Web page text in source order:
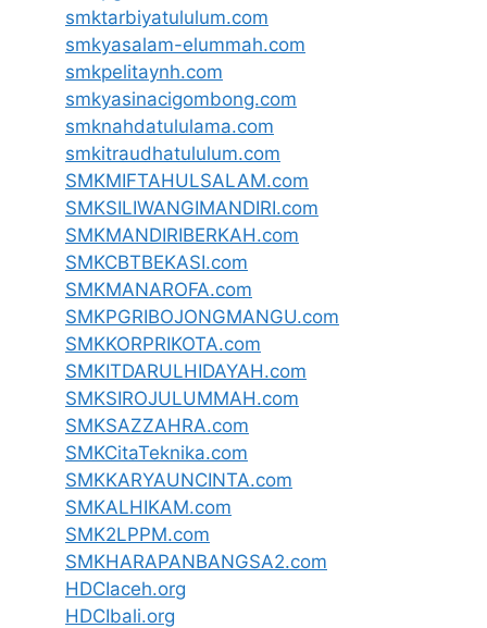
smktarbiyatululum.com
smkyasalam-elummah.com
smkpelitaynh.com
smkyasinacigombong.com
smknahdatululama.com
smkitraudhatululum.com
SMKMIFTAHULSALAM.com
SMKSILIWANGIMANDIRI.com
SMKMANDIRIBERKAH.com
SMKCBTBEKASI.com
SMKMANAROFA.com
SMKPGRIBOJONGMANGU.com
SMKKORPRIKOTA.com
SMKITDARULHIDAYAH.com
SMKSIROJULUMMAH.com
SMKSAZZAHRA.com
SMKCitaTeknika.com
SMKKARYAUNCINTA.com
SMKALHIKAM.com
SMK2LPPM.com
SMKHARAPANBANGSA2.com
HDCIaceh.org
HDCIbali.org